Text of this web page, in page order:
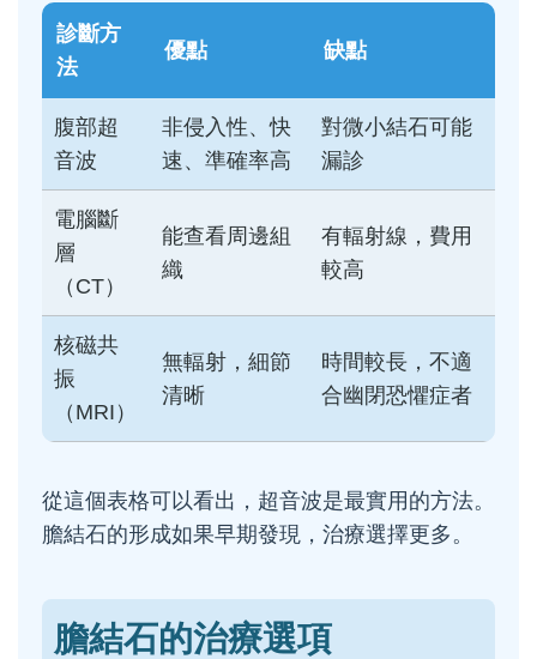
診斷方
法
優點 缺點
腹部超
音波
非侵入性、快
速、準確率高
對微小結石可能
漏診
電腦斷
層
（CT）
能查看周邊組
織
有輻射線，費用
較高
核磁共
振
（MRI）
無輻射，細節
清晰
時間較長，不適
合幽閉恐懼症者
從這個表格可以看出，超音波是最實用的方法。
膽結石的形成如果早期發現，治療選擇更多。
膽結石的治療選項